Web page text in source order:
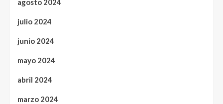
agosto 2024
julio 2024
junio 2024
mayo 2024
abril 2024
marzo 2024